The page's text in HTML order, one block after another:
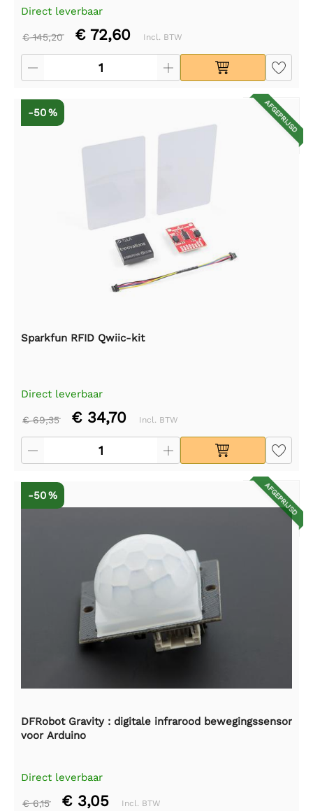
Direct leverbaar
€ 145,20 € 72,60 Incl. BTW
AFGEPRIJSD
-50 %
Sparkfun RFID Qwiic-kit
Direct leverbaar
€ 69,35 € 34,70 Incl. BTW
AFGEPRIJSD
-50 %
DFRobot Gravity : digitale infrarood bewegingssensor
voor Arduino
Direct leverbaar
€ 6,15 € 3,05 Incl. BTW